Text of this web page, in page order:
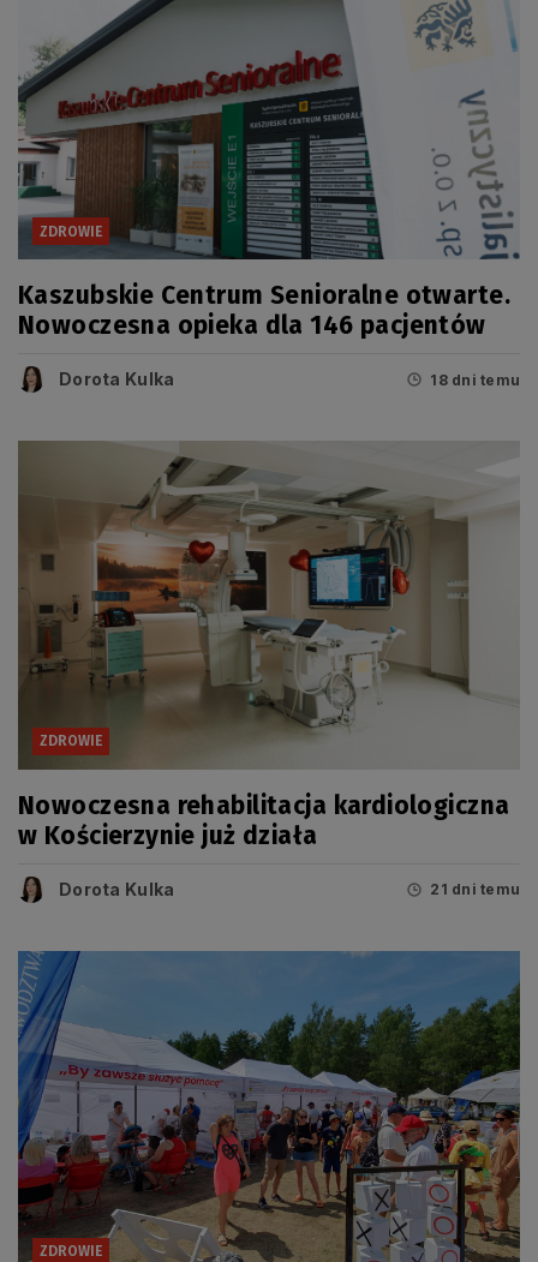
ZDROWIE
Kaszubskie Centrum Senioralne otwarte.
Nowoczesna opieka dla 146 pacjentów
Dorota Kulka 18 dni temu
ZDROWIE
Nowoczesna rehabilitacja kardiologiczna
w Kościerzynie już działa
Dorota Kulka 21 dni temu
ZDROWIE